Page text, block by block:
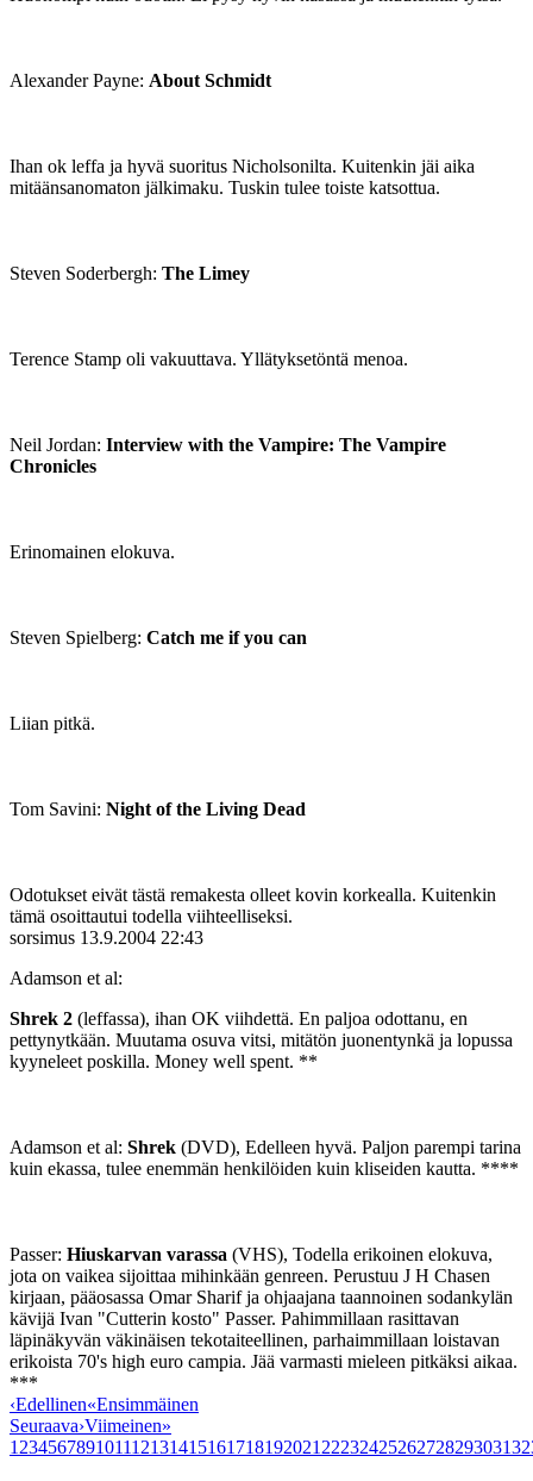
Alexander Payne: About Schmidt
Ihan ok leffa ja hyvä suoritus Nicholsonilta. Kuitenkin jäi aika
mitäänsanomaton jälkimaku. Tuskin tulee toiste katsottua.
Steven Soderbergh: The Limey
Terence Stamp oli vakuuttava. Yllätyksetöntä menoa.
Neil Jordan: Interview with the Vampire: The Vampire
Chronicles
Erinomainen elokuva.
Steven Spielberg: Catch me if you can
Liian pitkä.
Tom Savini: Night of the Living Dead
Odotukset eivät tästä remakesta olleet kovin korkealla. Kuitenkin
tämä osoittautui todella viihteelliseksi.
sorsimus 13.9.2004 22:43
Adamson et al:
Shrek 2 (leffassa), ihan OK viihdettä. En paljoa odottanu, en
pettynytkään. Muutama osuva vitsi, mitätön juonentynkä ja lopussa
kyyneleet poskilla. Money well spent. **
Adamson et al: Shrek (DVD), Edelleen hyvä. Paljon parempi tarina
kuin ekassa, tulee enemmän henkilöiden kuin kliseiden kautta. ****
Passer: Hiuskarvan varassa (VHS), Todella erikoinen elokuva,
jota on vaikea sijoittaa mihinkään genreen. Perustuu J H Chasen
kirjaan, pääosassa Omar Sharif ja ohjaajana taannoinen sodankylän
kävijä Ivan "Cutterin kosto" Passer. Pahimmillaan rasittavan
läpinäkyvän väkinäisen tekotaiteellinen, parhaimmillaan loistavan
erikoista 70's high euro campia. Jää varmasti mieleen pitkäksi aikaa.
***
‹Edellinen«Ensimmäinen
Seuraava›Viimeinen»
1 23456789101112131415161718192021 2223242526272829303132